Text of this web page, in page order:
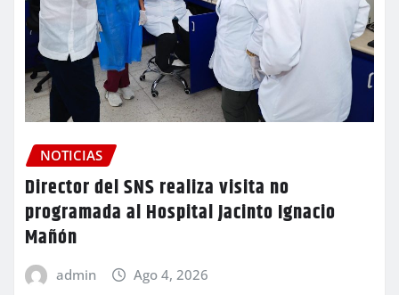
NOTICIAS
Director del SNS realiza visita no
programada al Hospital Jacinto Ignacio
Mañón
admin Ago 4, 2026